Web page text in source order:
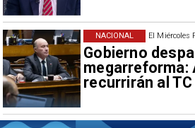
El Miércoles
Gobierno
megarreforma:
recurrirán al TC
NACIONAL